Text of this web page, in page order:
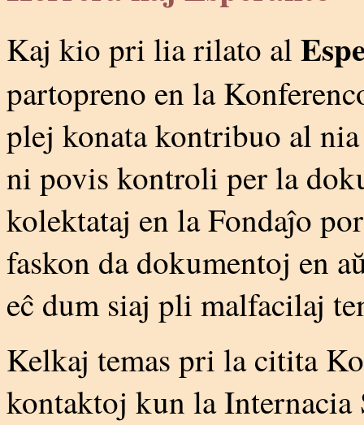
Kaj kio pri lia rilato al
partopreno en la
plej konata kontribuo al
ni povis kontroli per la
kolektataj en la Fondaĵo
faskon da dokumentoj en
eĉ dum siaj pli malfacilaj
Kelkaj temas pri la citita
kontaktoj kun la Internacia